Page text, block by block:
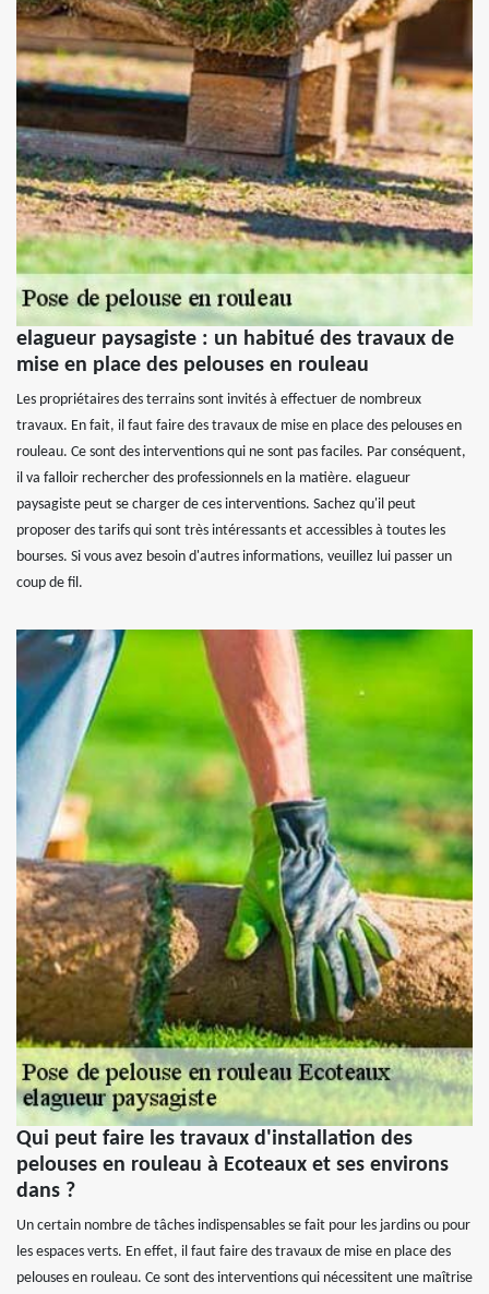
elagueur paysagiste : un habitué des travaux de
mise en place des pelouses en rouleau
Les propriétaires des terrains sont invités à effectuer de nombreux
travaux. En fait, il faut faire des travaux de mise en place des pelouses en
rouleau. Ce sont des interventions qui ne sont pas faciles. Par conséquent,
il va falloir rechercher des professionnels en la matière. elagueur
paysagiste peut se charger de ces interventions. Sachez qu'il peut
proposer des tarifs qui sont très intéressants et accessibles à toutes les
bourses. Si vous avez besoin d'autres informations, veuillez lui passer un
coup de fil.
Qui peut faire les travaux d'installation des
pelouses en rouleau à Ecoteaux et ses environs
dans ?
Un certain nombre de tâches indispensables se fait pour les jardins ou pour
les espaces verts. En effet, il faut faire des travaux de mise en place des
pelouses en rouleau. Ce sont des interventions qui nécessitent une maîtrise